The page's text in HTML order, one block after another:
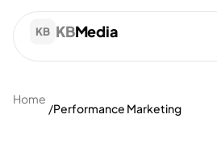
KB KBMedia
Home
/Performance Marketing